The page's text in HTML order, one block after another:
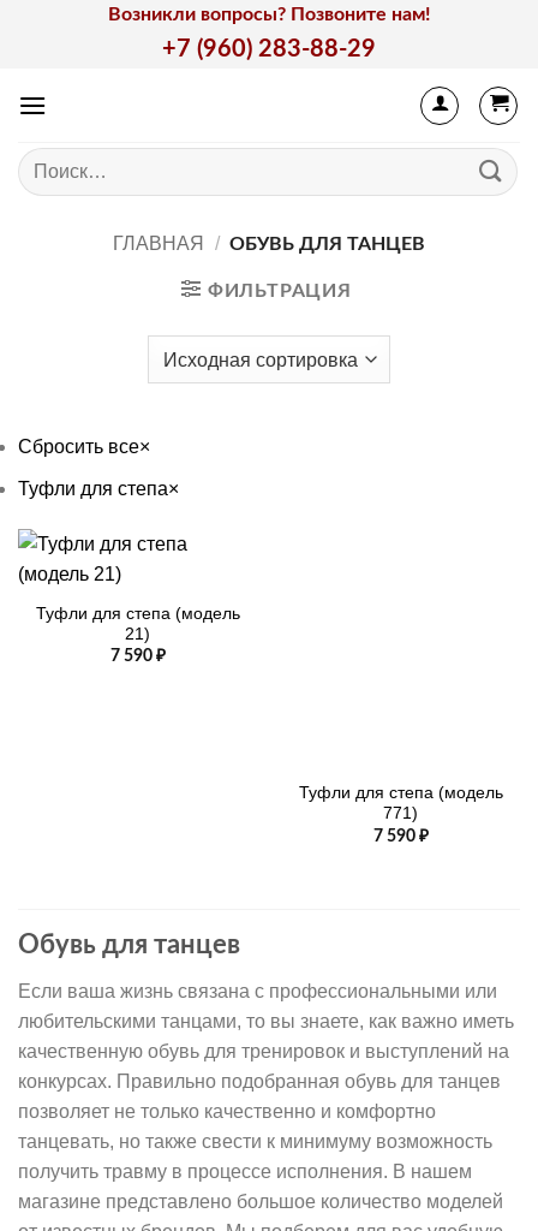
Возникли вопросы? Позвоните нам!
+7 (960) 283-88-29
Искать:
ГЛАВНАЯ / ОБУВЬ ДЛЯ ТАНЦЕВ
ФИЛЬТРАЦИЯ
Сбросить все×
Туфли для степа×
Туфли для степа (модель
21)
7 590 ₽
Туфли для степа (модель
771)
7 590 ₽
Обувь для танцев
Если ваша жизнь связана с профессиональными или
любительскими танцами, то вы знаете, как важно иметь
качественную обувь для тренировок и выступлений на
конкурсах. Правильно подобранная обувь для танцев
позволяет не только качественно и комфортно
танцевать, но также свести к минимуму возможность
получить травму в процессе исполнения. В нашем
магазине представлено большое количество моделей